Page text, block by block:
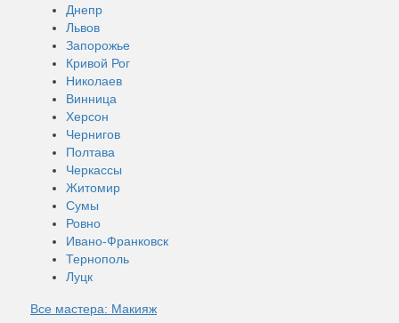
Днепр
Львов
Запорожье
Кривой Рог
Николаев
Винница
Херсон
Чернигов
Полтава
Черкассы
Житомир
Сумы
Ровно
Ивано-Франковск
Тернополь
Луцк
Все мастера: Макияж